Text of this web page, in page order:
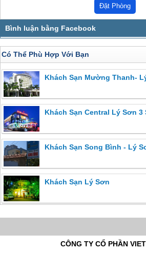
Có Thể Phù Hợp Với Bạn
Khách Sạn Mường Thanh-
Khách Sạn Central Lý Sơn 3
Khách Sạn Song Bình - Lý
Khách Sạn Lý Sơn
CÔNG TY CỔ PHẦN